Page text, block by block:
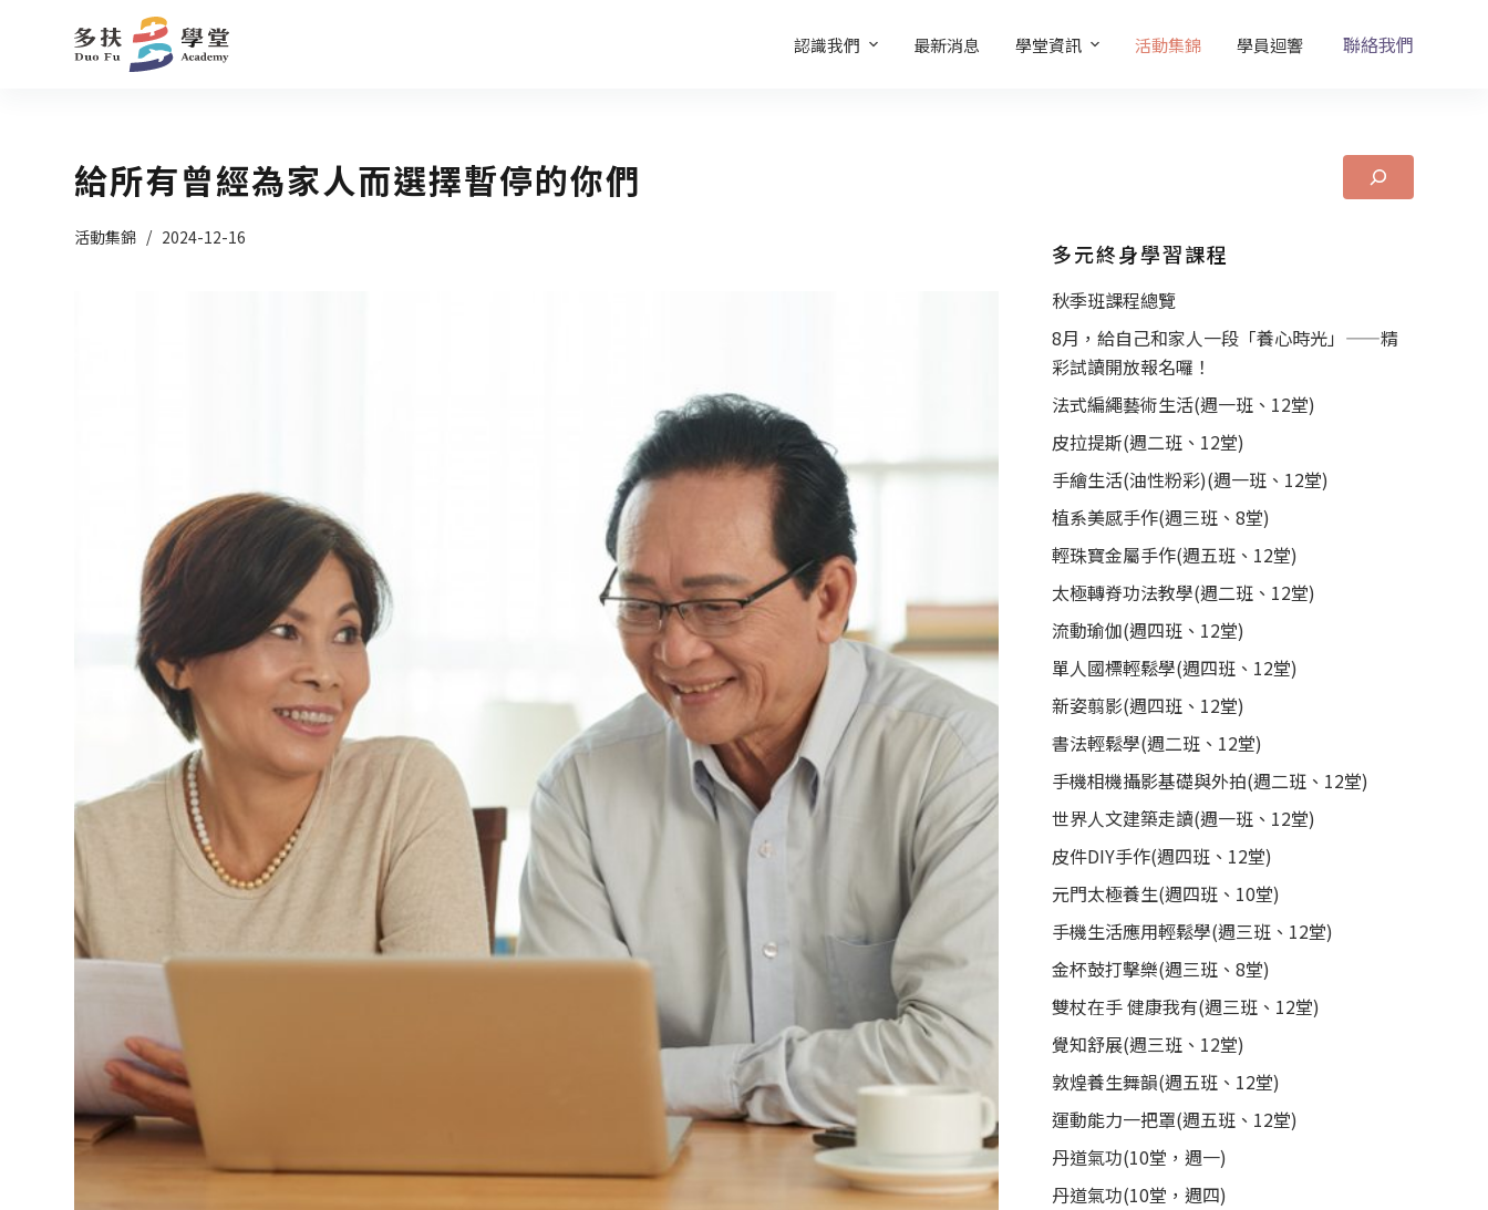
認識我們 最新消息 學堂資訊 活動集錦 學員迴響 聯絡我們
給所有曾經為家人而選擇暫停的你們
活動集錦 2024-12-16
多元終身學習課程
秋季班課程總覽
8月，給自己和家人一段「養心時光」——精
彩試讀開放報名囉！
法式編繩藝術生活(週一班、12堂)
皮拉提斯(週二班、12堂)
手繪生活(油性粉彩)(週一班、12堂)
植系美感手作(週三班、8堂)
輕珠寶金屬手作(週五班、12堂)
太極轉脊功法教學(週二班、12堂)
流動瑜伽(週四班、12堂)
單人國標輕鬆學(週四班、12堂)
新姿翦影(週四班、12堂)
書法輕鬆學(週二班、12堂)
手機相機攝影基礎與外拍(週二班、12堂)
世界人文建築走讀(週一班、12堂)
皮件DIY手作(週四班、12堂)
元門太極養生(週四班、10堂)
手機生活應用輕鬆學(週三班、12堂)
金杯鼓打擊樂(週三班、8堂)
雙杖在手 健康我有(週三班、12堂)
覺知舒展(週三班、12堂)
敦煌養生舞韻(週五班、12堂)
運動能力一把罩(週五班、12堂)
丹道氣功(10堂，週一)
丹道氣功(10堂，週四)